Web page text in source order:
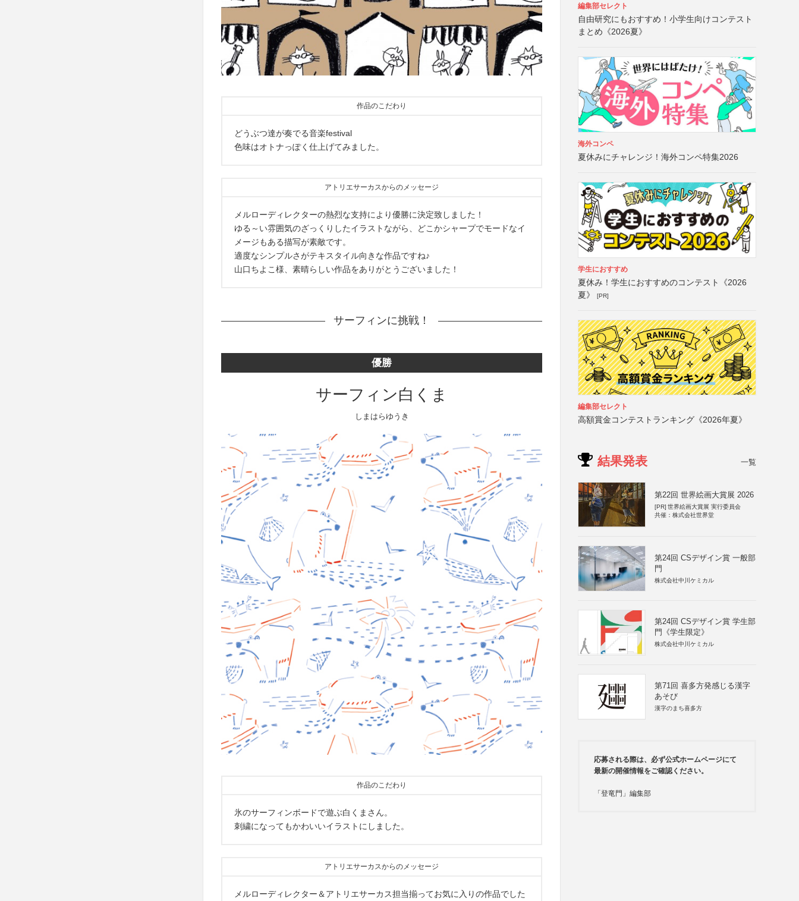
作品のこだわり
どうぶつ達が奏でる音楽festival
色味はオトナっぽく仕上げてみました。
アトリエサーカスからのメッセージ
メルローディレクターの熱烈な支持により優勝に決定致しました！
ゆる～い雰囲気のざっくりしたイラストながら、どこかシャープでモードなイ
メージもある描写が素敵です。
適度なシンプルさがテキスタイル向きな作品ですね♪
山口ちよこ様、素晴らしい作品をありがとうございました！
サーフィンに挑戦！
優勝
サーフィン白くま
しまはらゆうき
作品のこだわり
氷のサーフィンボードで遊ぶ白くまさん。
刺繍になってもかわいいイラストにしました。
アトリエサーカスからのメッセージ
メルローディレクター＆アトリエサーカス担当揃ってお気に入りの作品でした
編集部セレクト
自由研究にもおすすめ！小学生向けコンテスト
まとめ《2026夏》
海外コンペ
夏休みにチャレンジ！海外コンペ特集2026
学生におすすめ
夏休み！学生におすすめのコンテスト《2026
夏》
[PR]
編集部セレクト
高額賞金コンテストランキング《2026年夏》
結果発表 一覧
第22回 世界絵画大賞展 2026
[PR] 世界絵画大賞展 実行委員会
共催：株式会社世界堂
第24回 CSデザイン賞 一般部
門
株式会社中川ケミカル
第24回 CSデザイン賞 学生部
門《学生限定》
株式会社中川ケミカル
第71回 喜多方発感じる漢字
あそび
漢字のまち喜多方
応募される際は、必ず公式ホームページにて
最新の開催情報をご確認ください。
「登竜門」編集部